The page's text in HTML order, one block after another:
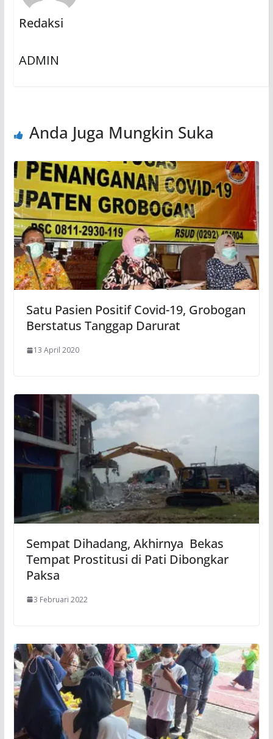
Redaksi
ADMIN
Anda Juga Mungkin Suka
Satu Pasien Positif Covid-19, Grobogan
Berstatus Tanggap Darurat
13 April 2020
Sempat Dihadang, Akhirnya Bekas
Tempat Prostitusi di Pati Dibongkar
Paksa
3 Februari 2022